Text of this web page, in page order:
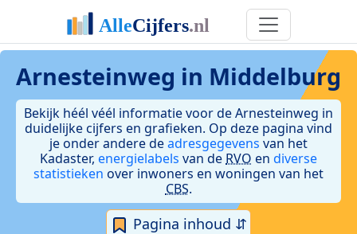
Arnesteinweg in Middelburg
Bekijk héél véél informatie voor de Arnesteinweg in
duidelijke cijfers en grafieken. Op deze pagina vind
je onder andere deadresgegevens van het
Kadaster, energielabels van de RVO en diverse
statistieken over inwoners en woningen van het
CBS.
Pagina inhoud ⇵